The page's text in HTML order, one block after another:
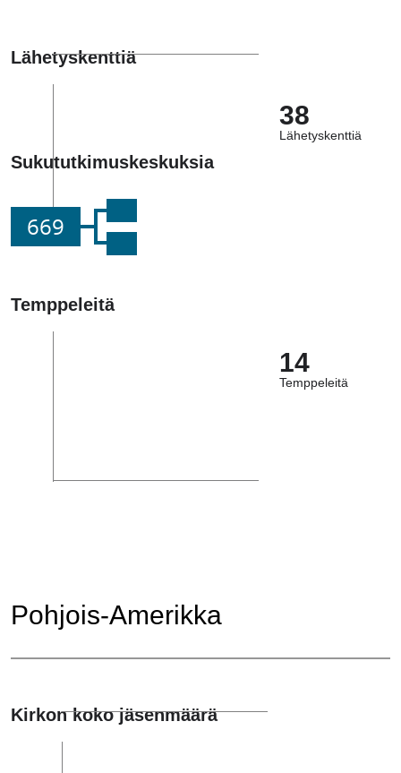
Lähetyskenttiä
38
Lähetyskenttiä
Sukututkimuskeskuksia
669
Temppeleitä
14
Temppeleitä
Pohjois-Amerikka
Kirkon koko jäsenmäärä